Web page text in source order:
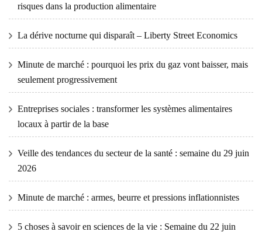
risques dans la production alimentaire
La dérive nocturne qui disparaît – Liberty Street Economics
Minute de marché : pourquoi les prix du gaz vont baisser, mais
seulement progressivement
Entreprises sociales : transformer les systèmes alimentaires
locaux à partir de la base
Veille des tendances du secteur de la santé : semaine du 29 juin
2026
Minute de marché : armes, beurre et pressions inflationnistes
5 choses à savoir en sciences de la vie : Semaine du 22 juin